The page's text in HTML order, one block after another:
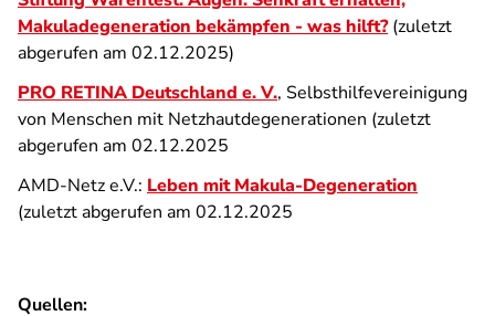
Makuladegeneration bekämpfen - was hilft?(zuletzt
abgerufen am 02.12.2025)
PRO RETINA Deutschland e. V., Selbsthilfevereinigung
von Menschen mit Netzhautdegenerationen (zuletzt
abgerufen am 02.12.2025
AMD-Netz e.V.: Leben mit Makula-Degeneration
(zuletzt abgerufen am 02.12.2025
Quellen: